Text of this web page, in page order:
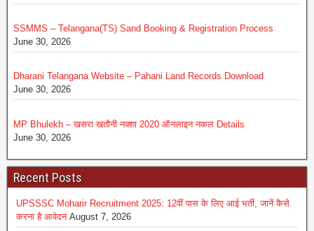
SSMMS – Telangana(TS) Sand Booking & Registration Process
June 30, 2026
Dharani Telangana Website – Pahani Land Records Download
June 30, 2026
MP Bhulekh – खसरा खतौनी नक्शा 2020 ऑनलाइन नकल Details
June 30, 2026
Recent Posts
UPSSSC Moharir Recruitment 2025: 12वीं पास के लिए आई भर्ती, जानें कैसे
करना है आवेदन August 7, 2026